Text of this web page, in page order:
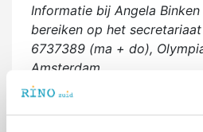
Informatie bij Angela
bereiken op het
6737389 (ma + do),
Amsterdam.
Over NPaV